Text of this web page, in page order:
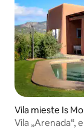
Vila mieste Is